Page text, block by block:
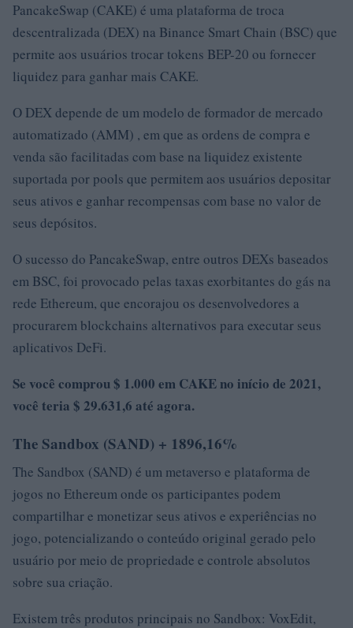
PancakeSwap (CAKE) é uma plataforma de troca
descentralizada (DEX) na Binance Smart Chain (BSC) que
permite aos usuários trocar tokens BEP-20 ou fornecer
liquidez para ganhar mais CAKE.
O DEX depende de um modelo de formador de mercado
automatizado (AMM) , em que as ordens de compra e
venda são facilitadas com base na liquidez existente
suportada por pools que permitem aos usuários depositar
seus ativos e ganhar recompensas com base no valor de
seus depósitos.
O sucesso do PancakeSwap, entre outros DEXs baseados
em BSC, foi provocado pelas taxas exorbitantes do gás na
rede Ethereum, que encorajou os desenvolvedores a
procurarem blockchains alternativos para executar seus
aplicativos DeFi.
Se você comprou $ 1.000 em CAKE no início de 2021,
você teria $ 29.631,6 até agora.
The Sandbox (SAND) + 1896,16%
The Sandbox (SAND) é um metaverso e plataforma de
jogos no Ethereum onde os participantes podem
compartilhar e monetizar seus ativos e experiências no
jogo, potencializando o conteúdo original gerado pelo
usuário por meio de propriedade e controle absolutos
sobre sua criação.
Existem três produtos principais no Sandbox: VoxEdit,